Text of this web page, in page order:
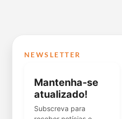
NEWSLETTER
Mantenha-se
atualizado!
Subscreva para